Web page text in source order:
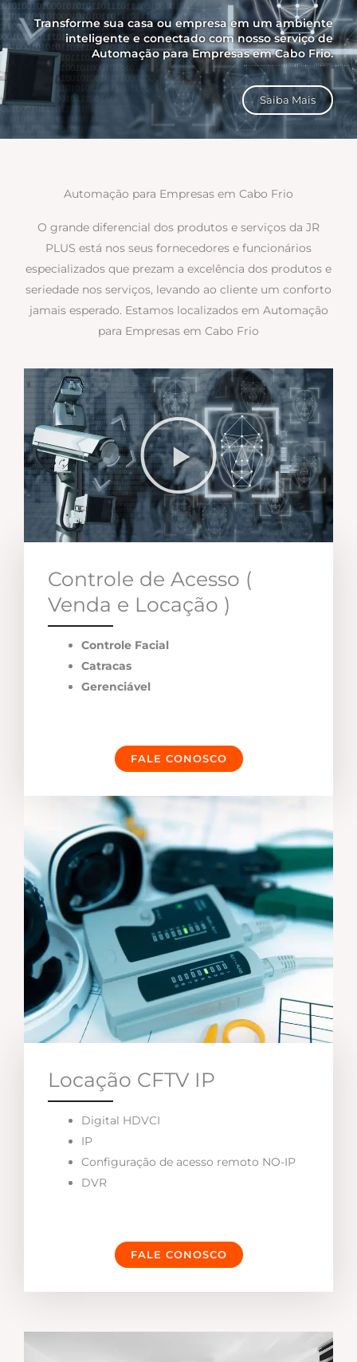
Transforme sua casa ou empresa em um ambiente
inteligente e conectado com nosso serviço de
Automação para Empresas em Cabo Frio.
Saiba Mais
Automação para Empresas em Cabo Frio
O grande diferencial dos produtos e serviços da JR
PLUS está nos seus fornecedores e funcionários
especializados que prezam a excelência dos produtos e
seriedade nos serviços, levando ao cliente um conforto
jamais esperado. Estamos localizados em Automação
para Empresas em Cabo Frio
Controle de Acesso (
Venda e Locação )
Controle Facial
Catracas
Gerenciável
FALE CONOSCO
Locação CFTV IP
Digital HDVCI
IP
Configuração de acesso remoto NO-IP
DVR
FALE CONOSCO